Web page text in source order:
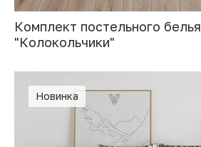
Комплект постельного белья
"Колокольчики"
Новинка